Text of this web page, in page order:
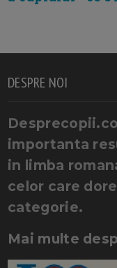
DESPRE NOI
importanta
in limba
celor care
categorie.
Mai multe